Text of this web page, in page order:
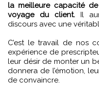
la meilleure capacité
voyage du client.Il
discours avec une
C’est le travail de nos
expérience de
leur désir de monter un
donnera de l’émotion,
de convaincre.